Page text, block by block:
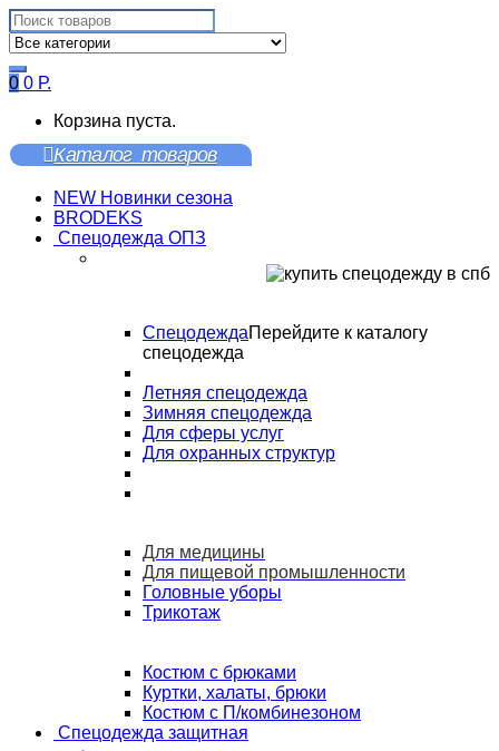
Search
for:
0 0 Р.
Корзина пуста.
Каталог товаров
NEW Новинки сезона
BRODEKS
Спецодежда ОПЗ
СпецодеждаПерейдите к каталогу
спецодежда
Летняя спецодежда
Зимняя спецодежда
Для сферы услуг
Для охранных структур
Для медицины
Для пищевой промышленности
Головные уборы
Трикотаж
Костюм с брюками
Куртки, халаты, брюки
Костюм с П/комбинезоном
Спецодежда защитная